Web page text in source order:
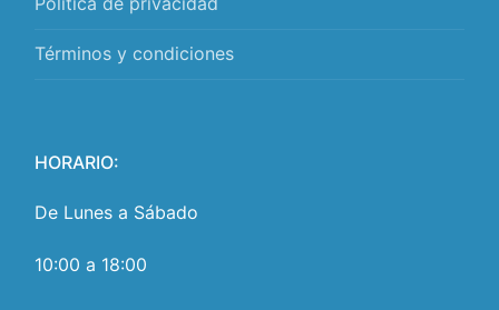
Términos y condiciones
HORARIO:
De Lunes a Sábado
10:00 a 18:00